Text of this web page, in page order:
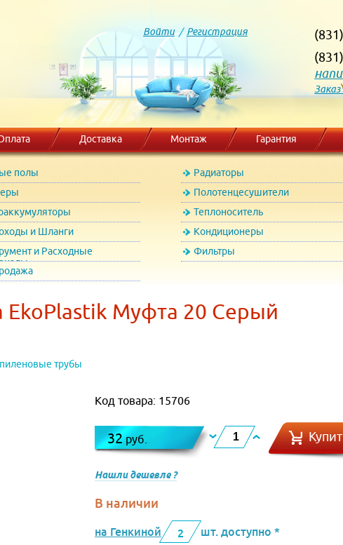
Войти/ Регистрация
Заказ
Доставка Монтаж Гарантия
полы
Радиаторы
Полотенцесушители
Теплоноситель
и Шланги
Кондиционеры
и Расходные
Фильтры
EkoPlastik Муфта 20 Серый
трубы
Код товара: 15706
32руб.
Нашли дешевле ?
В наличии
на Генкиной 2 шт. доступно *